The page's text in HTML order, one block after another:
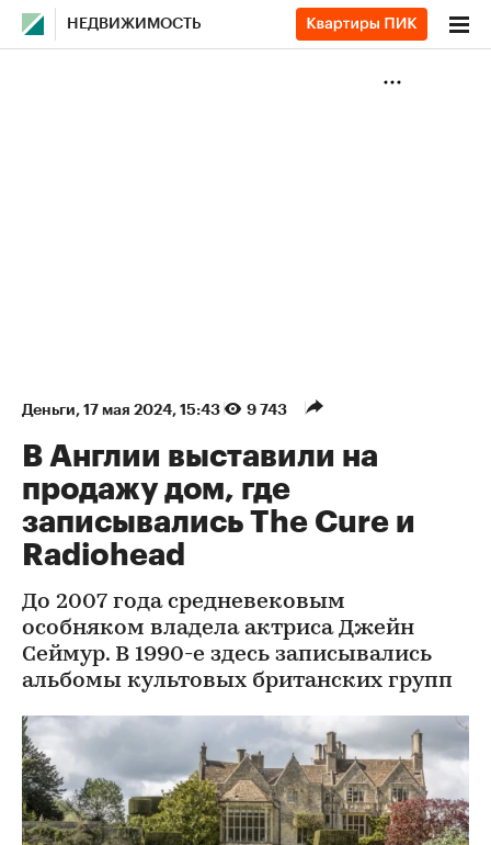
НЕДВИЖИМОСТЬ
Деньги⁠, 17 мая 2024, 15:43 9 743
В Англии выставили на
продажу дом, где
записывались The Cure и
Radiohead
До 2007 года средневековым
особняком владела актриса Джейн
Сеймур. В 1990-е здесь записывались
альбомы культовых британских групп